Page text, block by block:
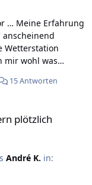
Telemetrie-
in einem viel
klaglos
anscheinend
Wetterstation
mir wohl was
was "Offizielles"
15 Antworten
plötzlich
s André K. in: